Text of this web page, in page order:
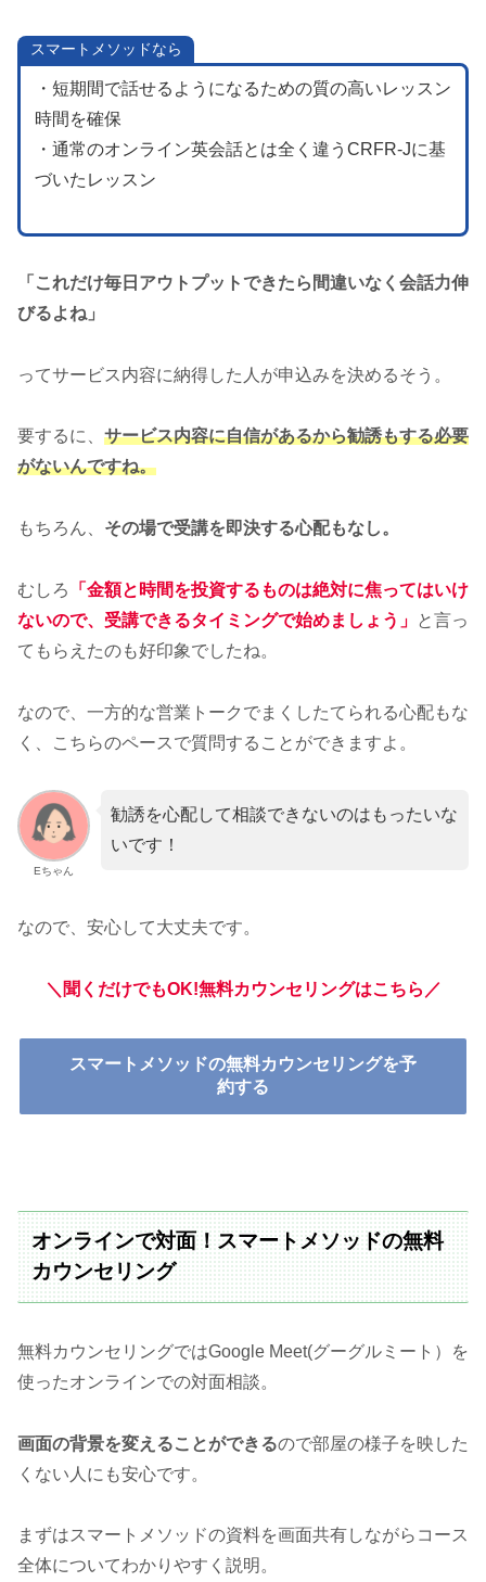
スマートメソッドなら
・短期間で話せるようになるための質の高いレッスン
時間を確保
・通常のオンライン英会話とは全く違うCRFR-Jに基
づいたレッスン
「これだけ毎日アウトプットできたら間違いなく会話力伸
びるよね」
ってサービス内容に納得した人が申込みを決めるそう。
要するに、 サービス内容に自信があるから勧誘もする必要
がないんですね。
もちろん、 その場で受講を即決する心配もなし。
むしろ
「金額と時間を投資するものは絶対に焦ってはいけ
ないので、 受講できるタイミングで始めましょう 」 と言っ
てもらえたのも好印象でしたね。
なので、一方的な営業トークでまくしたてられる心配もな
く、こちらのペースで質問することができますよ。
Eちゃん
勧誘を心配して相談できないのはもったいな
いです！
なので、安心して大丈夫です。
＼聞くだけでもOK!無料カウンセリングはこちら／
スマートメソッドの無料カウンセリングを予
約する
オンラインで対面！スマートメソッドの無料
カウンセリング
無料カウンセリングではGoogle Meet(グーグルミート）を
使ったオンラインでの対面相談。
画面の背景を変えることができるので部屋の様子を映した
くない人にも安心です。
まずはスマートメソッドの資料を画面共有しながらコース
全体についてわかりやすく説明。